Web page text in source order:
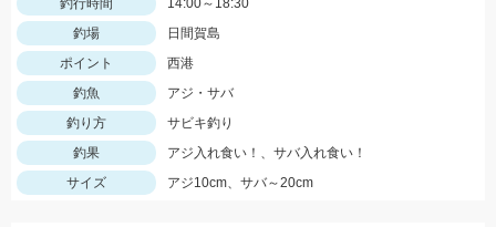
釣行時間
14:00～18:30
釣場
日間賀島
ポイント
西港
釣魚
アジ・サバ
釣り方
サビキ釣り
釣果
アジ入れ食い！、サバ入れ食い！
サイズ
アジ10cm、サバ～20cm